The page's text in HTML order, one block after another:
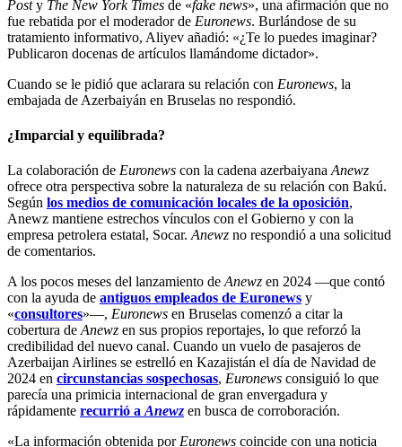
Posty The New York Times de «fake news», una afirmación que no
fue rebatida por el moderador de Euronews. Burlándose de su
tratamiento informativo, Aliyev añadió: «¿Te lo puedes imaginar?
Publicaron docenas de artículos llamándome dictador».
Cuando se le pidió que aclarara su relación con Euronews, la
embajada de Azerbaiyán en Bruselas no respondió.
¿Imparcial y equilibrada?
La colaboración de Euronews con la cadena azerbaiyanaAnewz
ofrece otra perspectiva sobre la naturaleza de su relación con Bakú.
Según los medios de comunicación locales de la oposición,
Anewz mantiene estrechos vínculos con el Gobierno y con la
empresa petrolera estatal, Socar.Anewz no respondió a una solicitud
de comentarios.
A los pocos meses del lanzamiento deAnewz en 2024 —que contó
con la ayuda de antiguos empleados de Euronews y
«consultores»—, Euronews en Bruselas comenzó a citar la
cobertura deAnewz en sus propios reportajes, lo que reforzó la
credibilidad del nuevo canal. Cuando un vuelo de pasajeros de
Azerbaijan Airlines se estrelló en Kazajistán el día de Navidad de
2024 en circunstancias sospechosas, Euronews consiguió lo que
parecía una primicia internacional de gran envergadura y
rápidamente recurrió aAnewz en busca de corroboración.
«La información obtenida porEuronews coincide con una noticia